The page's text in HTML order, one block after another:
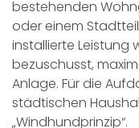
bestehenden
oder einem
installierte Leistung
bezuschusst,
Anlage. Für die
städtischen
„Windhundprinzip“.